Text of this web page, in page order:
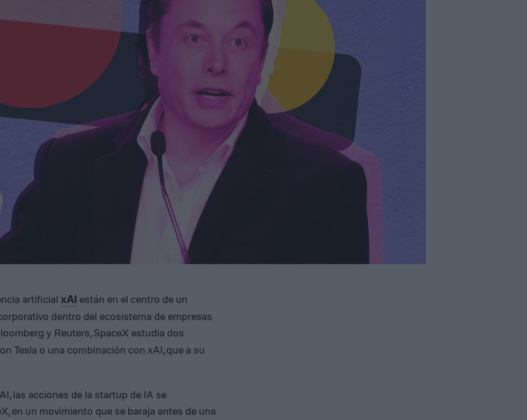
artificial xAI están en el centro de un
dentro del ecosistema de empresas
y Reuters, SpaceX estudia dos
Tesla o una combinación con xAI, que a su
las acciones de la startup de IA se
en un movimiento que se baraja antes de una